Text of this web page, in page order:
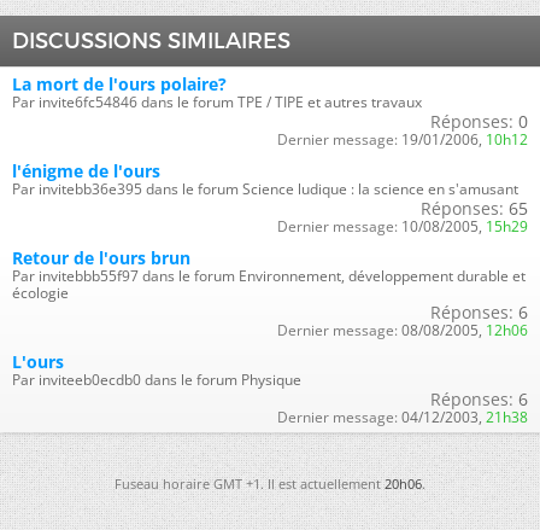
DISCUSSIONS SIMILAIRES
La mort de l'ours polaire?
Par invite6fc54846 dans le forum TPE / TIPE et autres travaux
Réponses: 0
Dernier message: 19/01/2006, 10h12
l'énigme de l'ours
Par invitebb36e395 dans le forum Science ludique : la science en s'amusant
Réponses: 65
Dernier message: 10/08/2005, 15h29
Retour de l'ours brun
Par invitebbb55f97 dans le forum Environnement, développement durable et
écologie
Réponses: 6
Dernier message: 08/08/2005, 12h06
L'ours
Par inviteeb0ecdb0 dans le forum Physique
Réponses: 6
Dernier message: 04/12/2003, 21h38
Fuseau horaire GMT +1. Il est actuellement20h06.